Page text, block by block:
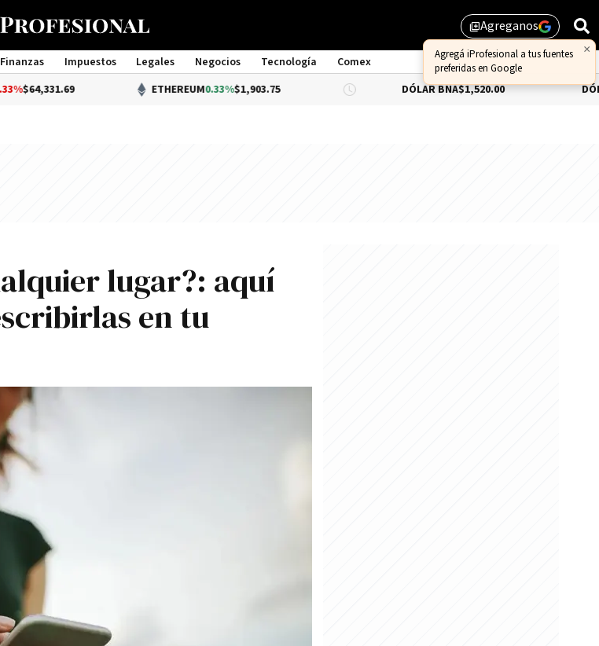
library_addAgreganos
×
Agregá iProfesional a tus fuentes
preferidas en Google
Finanzas Impuestos Legales Negocios Tecnología
Comex
Management
ETHEREUM 0.33%$1,903.75 DÓLAR BNA$1,520.00 DÓLAR BLUE-
lugar?: aquí
en tu